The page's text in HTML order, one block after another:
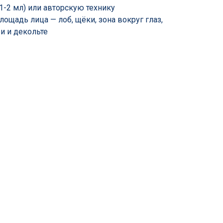
2 мл) или авторскую технику
лица — лоб, щёки, зона вокруг глаз,
и декольте